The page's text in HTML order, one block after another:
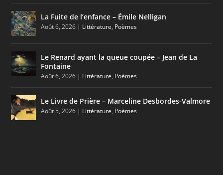
La Fuite de l’enfance – Émile Nelligan
Août 6, 2026 | Littérature, Poèmes
Le Renard ayant la queue coupée – Jean de La
Fontaine
Août 6, 2026 | Littérature, Poèmes
Le Livre de Prière – Marceline Desbordes-Valmore
Août 5, 2026 | Littérature, Poèmes